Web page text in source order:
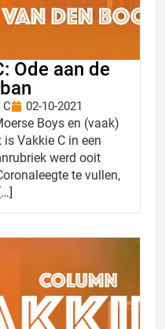
Ode aan de
02-10-2021
Boys en (vaak)
Vakkie C in een
werd ooit
te vullen,